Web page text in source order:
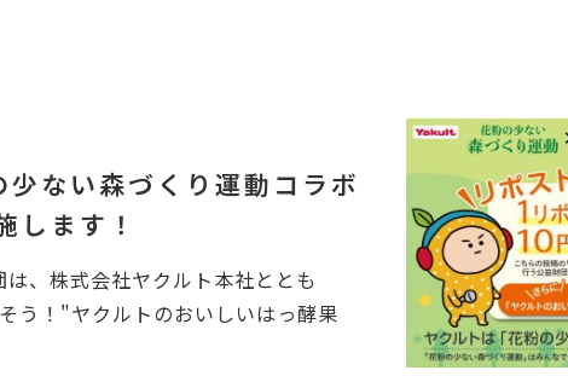
ない森づくり運動コラボ
します！
、株式会社ヤクルト本社ととも
う！"ヤクルトのおいしいはっ酵果